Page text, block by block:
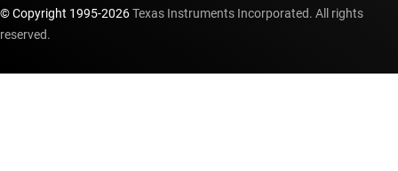
© Copyright 1995-2026Texas Instruments Incorporated. All rights
reserved.